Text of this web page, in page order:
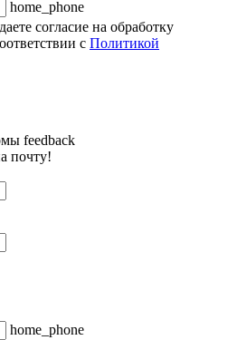
home_phone
согласие на обработку
с Политикой
почту!
home_phone